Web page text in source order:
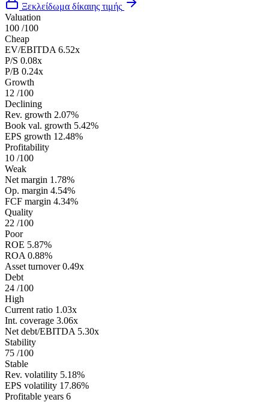
Ξεκλείδωμα δίκαιης τιμής
Valuation
100 /100
Cheap
EV/EBITDA 6.52x
P/S 0.08x
P/B 0.24x
Growth
12 /100
Declining
Rev. growth 2.07%
Book val. growth 5.42%
EPS growth 12.48%
Profitability
10 /100
Weak
Net margin 1.78%
Op. margin 4.54%
FCF margin 4.34%
Quality
22 /100
Poor
ROE 5.87%
ROA 0.88%
Asset turnover 0.49x
Debt
24 /100
High
Current ratio 1.03x
Int. coverage 3.06x
Net debt/EBITDA 5.30x
Stability
75 /100
Stable
Rev. volatility 5.18%
EPS volatility 17.86%
Profitable years 6